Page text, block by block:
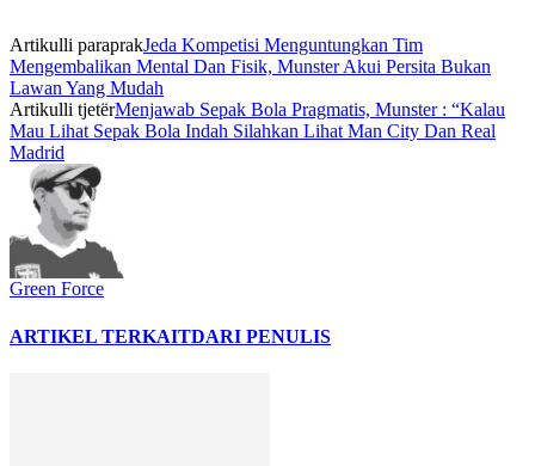
Artikulli paraprakJeda Kompetisi Menguntungkan Tim
Mengembalikan Mental Dan Fisik, Munster Akui Persita Bukan
Lawan Yang Mudah
Artikulli tjetërMenjawab Sepak Bola Pragmatis, Munster : “Kalau
Mau Lihat Sepak Bola Indah Silahkan Lihat Man City Dan Real
Madrid
Green Force
ARTIKEL TERKAITDARI PENULIS